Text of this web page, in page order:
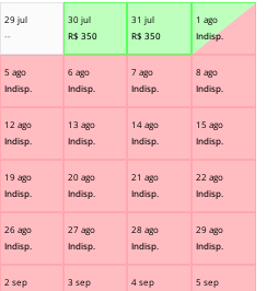
29 jul
--
30 jul
R$ 350
31 jul
R$ 350
1 ago
Indisp.
5 ago
Indisp.
6 ago
Indisp.
7 ago
Indisp.
8 ago
Indisp.
12 ago
Indisp.
13 ago
Indisp.
14 ago
Indisp.
15 ago
Indisp.
19 ago
Indisp.
20 ago
Indisp.
21 ago
Indisp.
22 ago
Indisp.
26 ago
Indisp.
27 ago
Indisp.
28 ago
Indisp.
29 ago
Indisp.
2 sep
3 sep
4 sep
5 sep